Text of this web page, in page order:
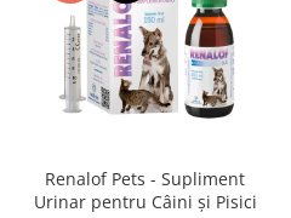
Renalof Pets - Supliment
Urinar pentru Câini și Pisici